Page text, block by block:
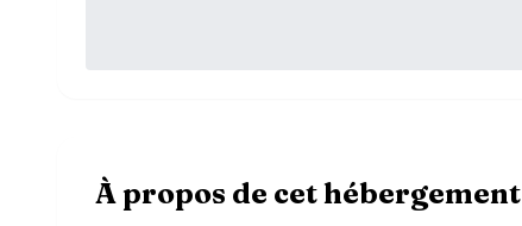
À propos de cet hébergement